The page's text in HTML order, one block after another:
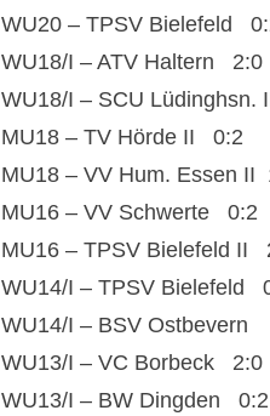
WU20 – TPSV Bielefeld
WU18/I – ATV Haltern 2:0
WU18/I – SCU
MU18 – TV Hörde II 0:2
MU18 – VV Hum. Essen II
MU16 – VV Schwerte 0:2
MU16 – TPSV Bielefeld II
WU14/I – TPSV Bielefeld
WU14/I – BSV Ostbevern
WU13/I – VC Borbeck 2:0
WU13/I – BW Dingden 0:2